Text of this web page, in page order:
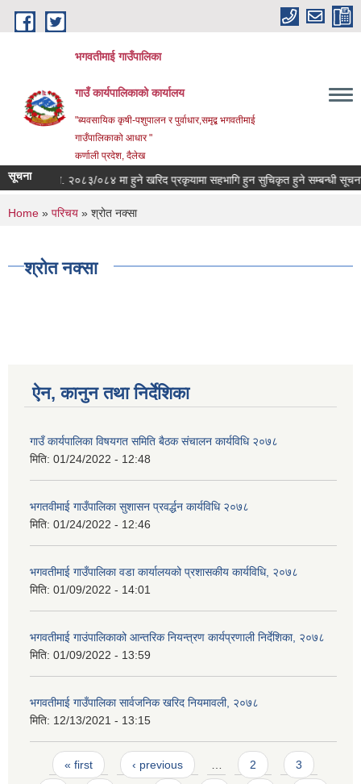
Skip to main content
भगवतीमाई गाउँपालिका
गाउँ कार्यपालिकाको कार्यालय
"ब्यवसायिक कृषी-पशुपालन र पुर्वाधार,समृद्ब भगवतीमाई
गाउँपालिकाको आधार "
कर्णाली प्रदेश, दैलेख
सूचनाआ.व. २०८३/०८४ मा हुने खरिद प्रकृयामा सहभागि हुन सुचिकृत हुने सम्बन्धी सूचना ।
You are here
Home » परिचय » श्रोत नक्सा
श्रोत नक्सा
ऐन, कानुन तथा निर्देशिका
गाउँ कार्यपालिका विषयगत समिति बैठक संचालन कार्यविधि २०७८
मिति: 01/24/2022 - 12:48
भगतवीमाई गाउँपालिका सुशासन प्रवर्द्धन कार्यविधि २०७८
मिति: 01/24/2022 - 12:46
भगवतीमाई गाउँपालिका वडा कार्यालयको प्रशासकीय कार्यविधि, २०७८
मिति: 01/09/2022 - 14:01
भगवतीमाई गाउंपालिकाको आन्तरिक नियन्त्रण कार्यप्रणाली निर्देशिका, २०७८
मिति: 01/09/2022 - 13:59
भगवतीमाई गाउँपालिका सार्वजनिक खरिद नियमावली, २०७८
मिति: 12/13/2021 - 13:15
Pages
« first ‹ previous 2 3